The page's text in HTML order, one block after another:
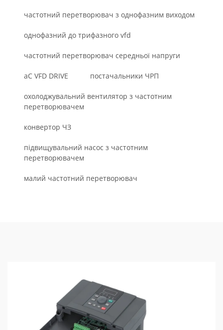
частотний перетворювач з однофазним виходом
однофазний до трифазного vfd
частотний перетворювач середньої напруги
aC VFD DRIVE постачальники ЧРП
охолоджувальний вентилятор з частотним
перетворювачем
конвертор ЧЗ
підвищувальний насос з частотним
перетворювачем
малий частотний перетворювач